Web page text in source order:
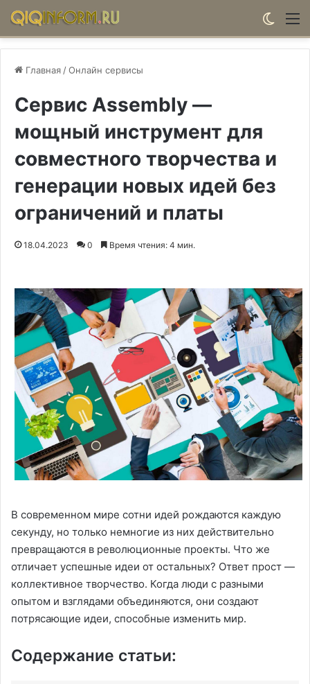
Главная /Онлайн сервисы
Сервис Assembly —
мощный инструмент для
совместного творчества и
генерации новых идей без
ограничений и платы
18.04.2023 0 Время чтения: 4 мин.
В современном мире сотни идей рождаются каждую
секунду, но только немногие из них действительно
превращаются в революционные проекты. Что же
отличает успешные идеи от остальных? Ответ прост —
коллективное творчество. Когда люди с разными
опытом и взглядами объединяются, они создают
потрясающие идеи, способные изменить мир.
Содержание статьи: